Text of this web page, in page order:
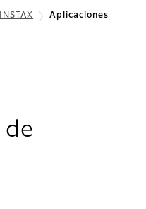
INSTAX
Aplicaciones
de